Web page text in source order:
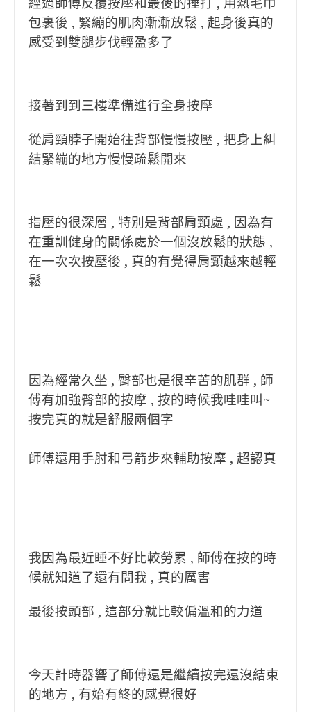
經過師傅反覆按壓和最後的捶打 , 用熱毛巾
包裹後 , 緊繃的肌肉漸漸放鬆 , 起身後真的
感受到雙腿步伐輕盈多了
接著到到三樓準備進行全身按摩
從肩頸脖子開始往背部慢慢按壓 , 把身上糾
結緊繃的地方慢慢疏鬆開來
指壓的很深層 , 特別是背部肩頸處 , 因為有
在重訓健身的關係處於一個沒放鬆的狀態 ,
在一次次按壓後 , 真的有覺得肩頸越來越輕
鬆
因為經常久坐 , 臀部也是很辛苦的肌群 , 師
傅有加強臀部的按摩 , 按的時候我哇哇叫~
按完真的就是舒服兩個字
師傅還用手肘和弓箭步來輔助按摩 , 超認真
我因為最近睡不好比較勞累 , 師傅在按的時
候就知道了還有問我 , 真的厲害
最後按頭部 , 這部分就比較偏溫和的力道
今天計時器響了師傅還是繼續按完還沒結束
的地方 , 有始有終的感覺很好